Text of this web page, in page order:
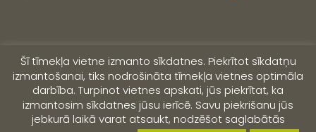
© 2019 Valmieras Viestura vidusskola
Šī tīmekļa vietne izmanto sīkdatnes. Piekrītot sīkdatņu
izmantošanai, tiks nodrošināta tīmekļa vietnes optimāla
darbība. Turpinot vietnes apskati, jūs piekrītat, ka
izmantosim sīkdatnes jūsu ierīcē. Savu piekrišanu jūs
jebkurā laikā varat atsaukt, nodzēšot saglabātās